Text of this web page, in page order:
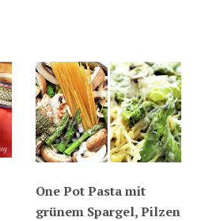
One Pot Pasta mit
grünem Spargel, Pilzen